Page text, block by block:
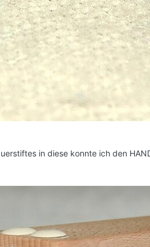
in diese konnte ich den